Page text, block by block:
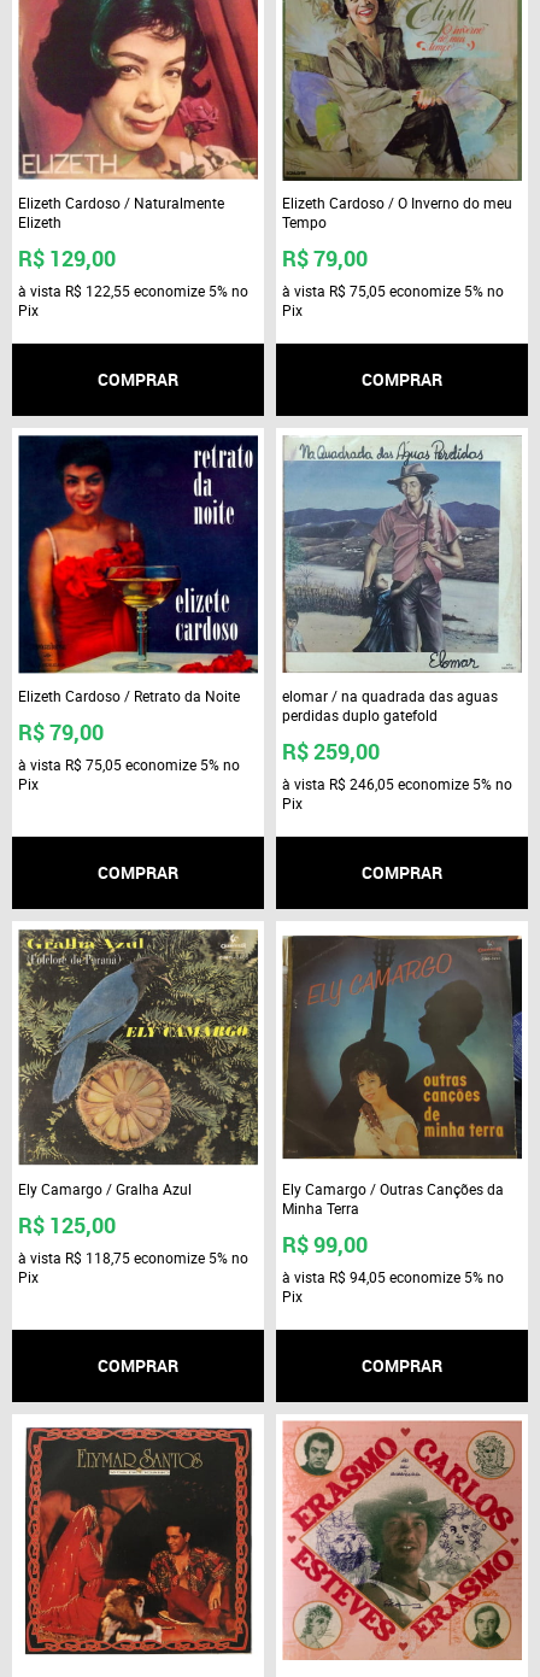
Elizeth Cardoso / Naturalmente
Elizeth
R$ 129,00
à vista R$ 122,55economize 5%no
Pix
COMPRAR
Elizeth Cardoso / O Inverno do meu
Tempo
R$ 79,00
à vista R$ 75,05economize 5%no
Pix
COMPRAR
Elizeth Cardoso / Retrato da Noite
R$ 79,00
à vista R$ 75,05economize 5%no
Pix
COMPRAR
elomar / na quadrada das aguas
perdidas duplo gatefold
R$ 259,00
à vista R$ 246,05economize 5%no
Pix
COMPRAR
Ely Camargo / Gralha Azul
R$ 125,00
à vista R$ 118,75economize 5%no
Pix
COMPRAR
Ely Camargo / Outras Canções da
Minha Terra
R$ 99,00
à vista R$ 94,05economize 5%no
Pix
COMPRAR